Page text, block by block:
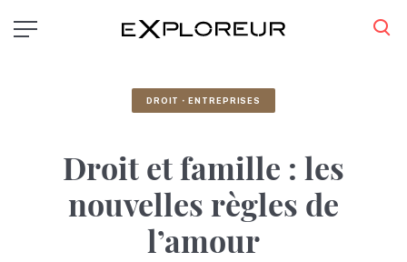
au
DROIT・ENTREPRISES
Droit et famille : les
nouvelles règles de
l’amour